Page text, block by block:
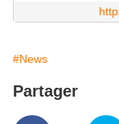
#News
Partager